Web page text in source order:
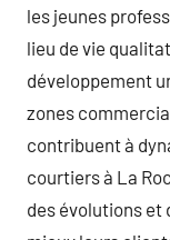
les jeunes
lieu de vie
développement
zones
contribuent à
courtiers à La
des évolutions et